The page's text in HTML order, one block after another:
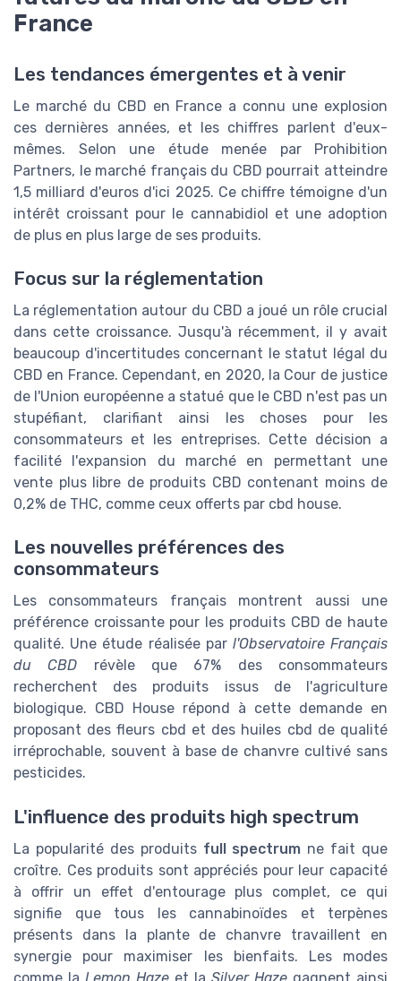
France
Les tendances émergentes et à venir
Le marché du CBD en France a connu une explosion
ces dernières années, et les chiffres parlent d'eux-
mêmes. Selon une étude menée par Prohibition
Partners, le marché français du CBD pourrait atteindre
1,5 milliard d'euros d'ici 2025. Ce chiffre témoigne d'un
intérêt croissant pour le cannabidiol et une adoption
de plus en plus large de ses produits.
Focus sur la réglementation
La réglementation autour du CBD a joué un rôle crucial
dans cette croissance. Jusqu'à récemment, il y avait
beaucoup d'incertitudes concernant le statut légal du
CBD en France. Cependant, en 2020, la Cour de justice
de l'Union européenne a statué que le CBD n'est pas un
stupéfiant, clarifiant ainsi les choses pour les
consommateurs et les entreprises. Cette décision a
facilité l'expansion du marché en permettant une
vente plus libre de produits CBD contenant moins de
0,2% de THC, comme ceux offerts par cbd house.
Les nouvelles préférences des
consommateurs
Les consommateurs français montrent aussi une
préférence croissante pour les produits CBD de haute
qualité. Une étude réalisée par l'Observatoire Français
du CBD révèle que 67% des consommateurs
recherchent des produits issus de l'agriculture
biologique. CBD House répond à cette demande en
proposant des fleurs cbd et des huiles cbd de qualité
irréprochable, souvent à base de chanvre cultivé sans
pesticides.
L'influence des produits high spectrum
La popularité des produits full spectrum ne fait que
croître. Ces produits sont appréciés pour leur capacité
à offrir un effet d'entourage plus complet, ce qui
signifie que tous les cannabinoïdes et terpènes
présents dans la plante de chanvre travaillent en
synergie pour maximiser les bienfaits. Les modes
comme la Lemon Haze et la Silver Haze gagnent ainsi